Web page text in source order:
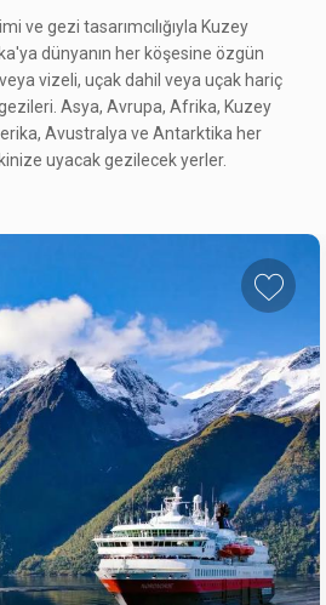
ve gezi tasarımcılığıyla Kuzey
dünyanın her köşesine özgün
vizeli, uçak dahil veya uçak hariç
Asya, Avrupa, Afrika, Kuzey
Avustralya ve Antarktika her
uyacak gezilecek yerler.